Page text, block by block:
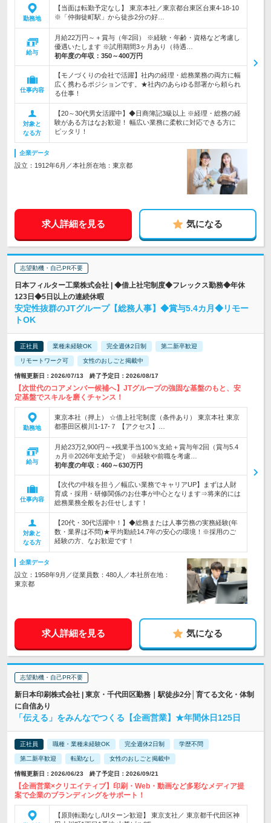
勤務地
【当面は転勤予定なし】 東京本社／東京都台東区台東4-18-10
※「仲御徒町駅」から徒歩2分の好…
給与
月給22万円～＋賞与（年2回） ※経験・年齢・資格など考慮し
優遇いたします ※試用期間3ヶ月あり（待遇…
初年度の年収： 350～400万円
仕事内容
【モノづくりの会社で活躍】社内の経理・総務業務の両方に幅
広く携わるポジションです。★社内のあらゆる部署から頼られ
る仕事！
対象と
なる方
【20～30代男女活躍中】◆日商簿記3級以上 ※経理・総務の経
験がある方はなお歓迎！ 幅広い業務に柔軟に対応できる方に
ピッタリ！
企業データ
設立：1912年6月／本社所在地：東京都
求人詳細を見る 気になる
志望動機・自己PR不要
日本フィルター工業株式会社 | ◆借上社宅制度◆フレックス勤務◆年休
123日◆5日以上の連続休暇
安定性抜群のJTグループ【総務人事】◆賞与5.4カ月◆リモー
トOK
正社員 業種未経験OK 完全週休2日制 第二新卒歓迎
リモートワーク可 女性のおしごと掲載中
情報更新日：2026/07/13 終了予定日：2026/08/17
【次世代のコアメンバー候補へ】JTグループの強固な基盤のもと、安
定基盤でスキルを磨くチャンス！
勤務地
東京本社（押上） ☆借上社宅制度（条件あり） 東京本社 東京
都墨田区横川1-17-７ 【アクセス】…
給与
月給23万2,900円～+残業手当100％支給＋賞与年2回（賞与5.4
ヵ月※2026年支給予定） ※経験や前職を考慮…
初年度の年収： 460～630万円
仕事内容
【次代の中核を担う／幅広い業務でキャリアUP】まずは人財
育成・採用・研修関係のお仕事が中心となります⇒将来的には
総務業務全般をお任せします！
対象と
なる方
【20代・30代活躍中！】◆総務または人事労務の実務経験(年
数・業界は不問)★平均勤続14.7年の安心の環境！※採用のご
経験の方、なお歓迎です！
企業データ
設立：1958年9月／従業員数：480人／本社所在地：
東京都
求人詳細を見る 気になる
志望動機・自己PR不要
新日本印刷株式会社 | 東京・千代田区勤務｜駅徒歩2分│育てる文化・体制
に自信あり
「伝える」をみんなでつくる【企画営業】★年間休日125日
正社員 職種・業種未経験OK 完全週休2日制 学歴不問
第二新卒歓迎 転勤なし 女性のおしごと掲載中
情報更新日：2026/06/23 終了予定日：2026/09/21
【企画営業×クリエイティブ】印刷・Web・動画など多彩なメディア提
案で企業のブランディングをサポート！
【原則転勤なし/UIターン歓迎】 東京支社／ 東京都千代田区神